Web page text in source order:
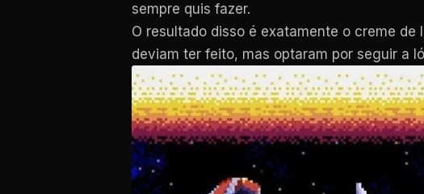
sempre quis fazer.
O resultado disso é exatamente o creme
deviam ter feito, mas optaram por seguir a